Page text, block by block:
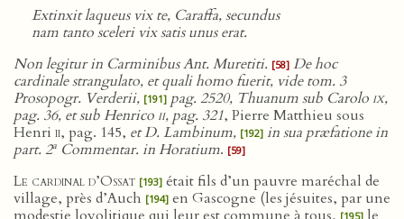
Extinxit laqueus vix te, Caraffa, secundus
nam tanto sceleri vix satis unus erat.
Non legitur in Carminibus Ant. Muretiti. [58] De hoc
cardinale strangulato, et quali homo fuerit, vide tom. 3
Prosopogr. Verderii, [191] pag. 2520, Thuanum sub Carolo ix,
pag. 36, et sub Henrico ii, pag. 321, Pierre Matthieu sous
Henri ii, pag. 145, et D. Lambinum, [192] in sua præfatione in
part. 2a Commentar. in Horatium. [59]
Le cardinal d’Ossat [193] était fils d’un pauvre maréchal de
village, près d’Auch [194] en Gascogne (les jésuites, par une
[195]